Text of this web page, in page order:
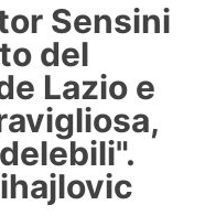
Sensini
del
Lazio e